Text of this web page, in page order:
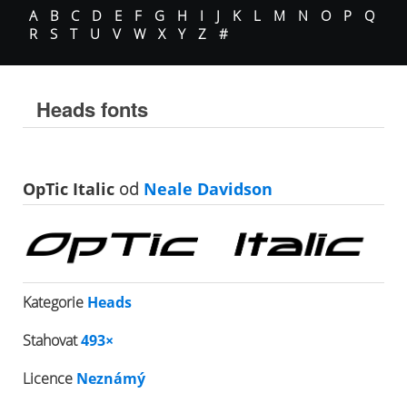
A
B C D E F G H I J K L M N O P
Q
R
S T U V W X Y Z #
Heads fonts
OpTic Italic od Neale Davidson
Kategorie Heads
Stahovat493×
Licence Neznámý